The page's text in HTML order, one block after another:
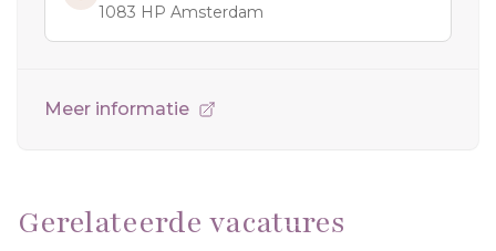
1083 HP Amsterdam
Meer informatie
Gerelateerde vacatures